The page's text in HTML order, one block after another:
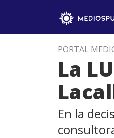
PORTAL
La
En la